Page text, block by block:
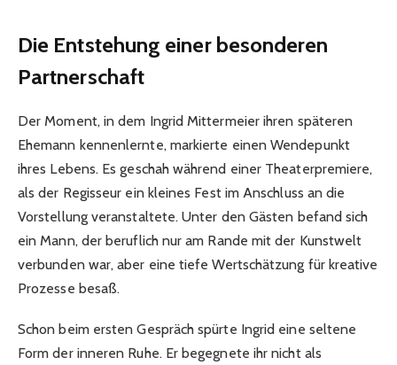
Die Entstehung einer besonderen
Partnerschaft
Der Moment, in dem Ingrid Mittermeier ihren späteren
Ehemann kennenlernte, markierte einen Wendepunkt
ihres Lebens. Es geschah während einer Theaterpremiere,
als der Regisseur ein kleines Fest im Anschluss an die
Vorstellung veranstaltete. Unter den Gästen befand sich
ein Mann, der beruflich nur am Rande mit der Kunstwelt
verbunden war, aber eine tiefe Wertschätzung für kreative
Prozesse besaß.
Schon beim ersten Gespräch spürte Ingrid eine seltene
Form der inneren Ruhe. Er begegnete ihr nicht als